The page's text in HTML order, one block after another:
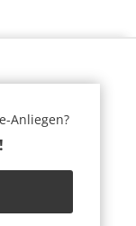
Anliegen?